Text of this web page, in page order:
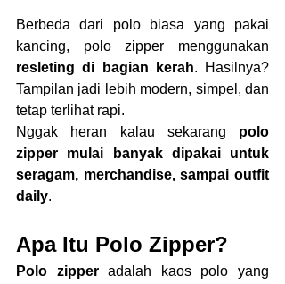
Berbeda dari polo biasa yang pakai
resleting di bagian kerah. Hasilnya?
Tampilan jadi lebih modern, simpel, dan
tetap terlihat rapi.
Nggak heran kalau sekarang polo
zipper mulai banyak dipakai untuk
seragam, merchandise, sampai outfit
daily.
Apa Itu Polo Zipper?
Polo zipper adalah kaos polo yang